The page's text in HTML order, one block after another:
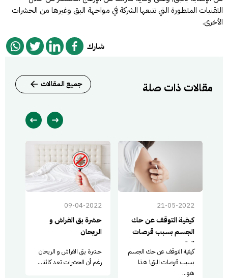
التقنيات المتطورة التي تتبعها الشركة في مواجهة البق وغيرها من الحشرات
الأخرى.
شارك
مقالات ذات صلة جميع المقالات
21-05-2022
كيفية التوقف عن حك
الجسم بسبب قرصات
البق
كيفية التوقف عن حك الجسم
بسبب قرصات البق! هذا
هو...
09-04-2022
حشرة بق الفراش و
الريحان
حشرة بق الفراش و الريحان
رغم أن الحشرات تعد كائنا...